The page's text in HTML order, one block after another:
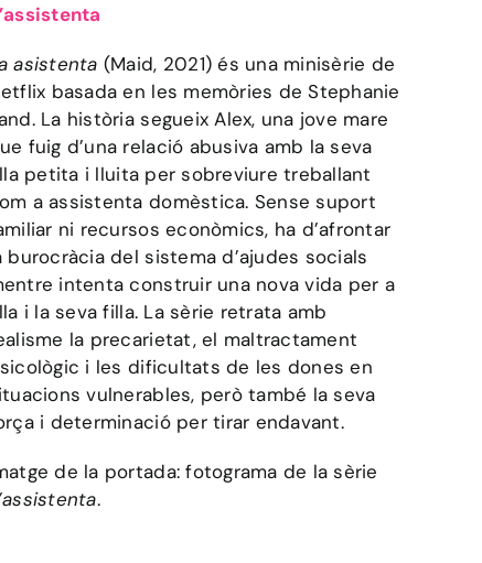
asistenta (Maid, 2021) és una minisèrie de
basada en les memòries de Stephanie
La història segueix Alex, una jove mare
fuig d’una relació abusiva amb la seva
petita i lluita per sobreviure treballant
a assistenta domèstica. Sense suport
ni recursos econòmics, ha d’afrontar
burocràcia del sistema d’ajudes socials
intenta construir una nova vida per a
i la seva filla. La sèrie retrata amb
la precarietat, el maltractament
i les dificultats de les dones en
vulnerables, però també la seva
i determinació per tirar endavant.
de la portada: fotograma de la sèrie
.